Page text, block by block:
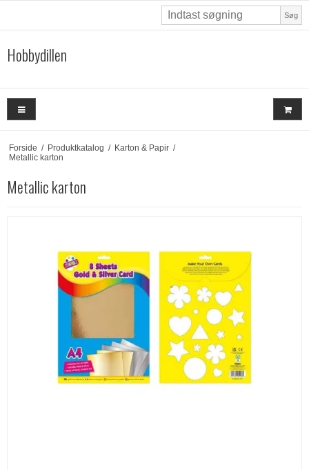
Søg
Hobbydillen
Forside / Produktkatalog / Karton & Papir /
Metallic karton
Metallic karton